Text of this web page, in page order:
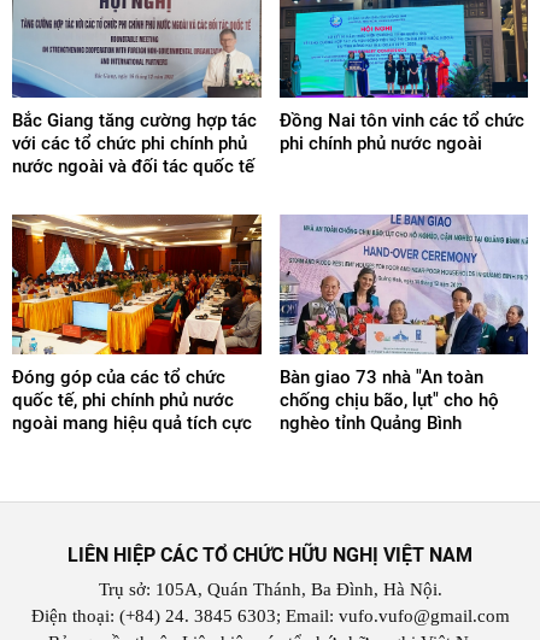
Bắc Giang tăng cường hợp tác
với các tổ chức phi chính phủ
nước ngoài và đối tác quốc tế
Đồng Nai tôn vinh các tổ chức
phi chính phủ nước ngoài
Đóng góp của các tổ chức
quốc tế, phi chính phủ nước
ngoài mang hiệu quả tích cực
Bàn giao 73 nhà "An toàn
chống chịu bão, lụt" cho hộ
nghèo tỉnh Quảng Bình
LIÊN HIỆP CÁC TỔ CHỨC HỮU NGHỊ VIỆT NAM
Trụ sở: 105A, Quán Thánh, Ba Đình, Hà Nội.
Điện thoại: (+84) 24. 3845 6303; Email: vufo.vufo@gmail.com